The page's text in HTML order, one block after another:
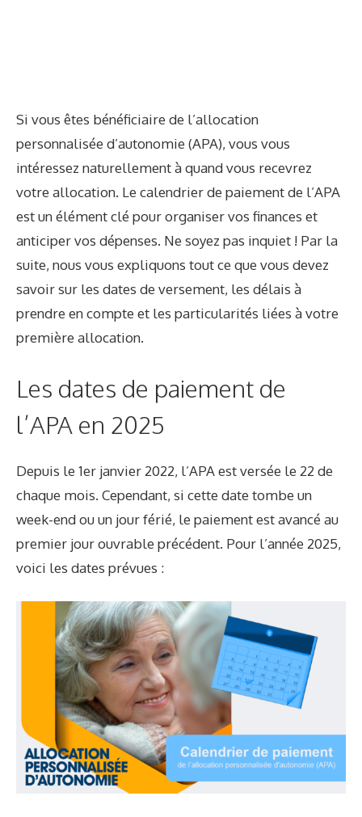
Si vous êtes bénéficiaire de l’allocation
personnalisée d’autonomie (APA), vous vous
intéressez naturellement à quand vous recevrez
votre allocation. Le calendrier de paiement de l’APA
est un élément clé pour organiser vos finances et
anticiper vos dépenses. Ne soyez pas inquiet ! Par la
suite, nous vous expliquons tout ce que vous devez
savoir sur les dates de versement, les délais à
prendre en compte et les particularités liées à votre
première allocation.
Les dates de paiement de
l’APA en 2025
Depuis le 1er janvier 2022, l’APA est versée le 22 de
chaque mois. Cependant, si cette date tombe un
week-end ou un jour férié, le paiement est avancé au
premier jour ouvrable précédent. Pour l’année 2025,
voici les dates prévues :